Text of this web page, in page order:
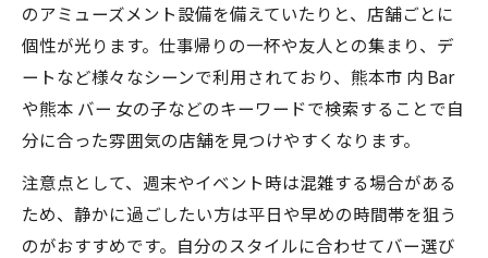
のアミューズメント設備を備えていたりと、店舗ごとに
個性が光ります。仕事帰りの一杯や友人との集まり、デ
ートなど様々なシーンで利用されており、熊本市 内 Bar
や熊本 バー 女の子などのキーワードで検索することで自
分に合った雰囲気の店舗を見つけやすくなります。
注意点として、週末やイベント時は混雑する場合がある
ため、静かに過ごしたい方は平日や早めの時間帯を狙う
のがおすすめです。自分のスタイルに合わせてバー選び